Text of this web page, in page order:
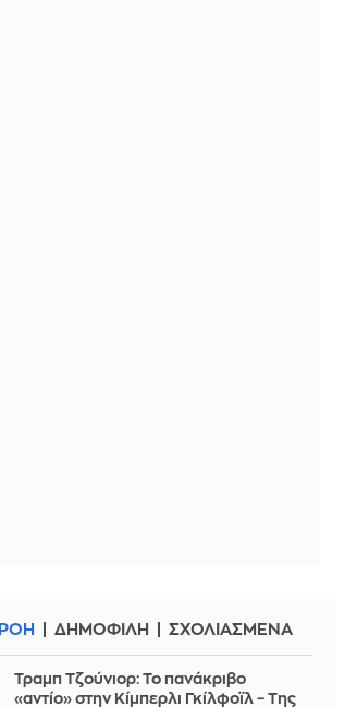
ΡΟΗ ΔΗΜΟΦΙΛΗ ΣΧΟΛΙΑΣΜΕΝΑ
Τραμπ Τζούνιορ: Το πανάκριβο
«αντίο» στην Κίμπερλι Γκίλφοϊλ – Της